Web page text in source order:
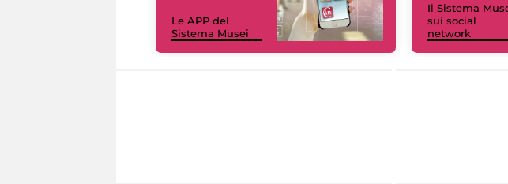
Le APP del
Sistema Musei
Il Sistema
sui social
network